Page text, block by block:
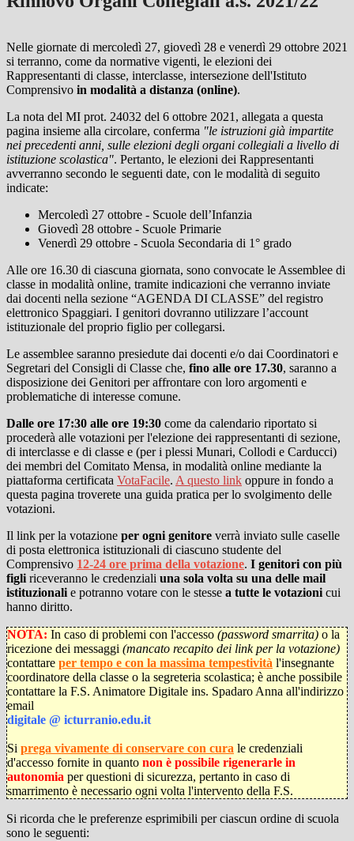
Nelle giornate di mercoledì 27, giovedì 28 e venerdì 29 ottobre 2021
si terranno, come da normative vigenti, le elezioni dei
Rappresentanti di classe, interclasse, intersezione dell'Istituto
Comprensivo in modalità a distanza (online).
La nota del MI prot. 24032 del 6 ottobre 2021, allegata a questa
pagina insieme alla circolare, conferma "le istruzioni già impartite
nei precedenti anni, sulle elezioni degli organi collegiali a livello di
istituzione scolastica". Pertanto, le elezioni dei Rappresentanti
avverranno secondo le seguenti date, con le modalità di seguito
indicate:
Mercoledì 27 ottobre - Scuole dell’Infanzia
Giovedì 28 ottobre - Scuole Primarie
Venerdì 29 ottobre - Scuola Secondaria di 1° grado
Alle ore 16.30 di ciascuna giornata, sono convocate le Assemblee di
classe in modalità online, tramite indicazioni che verranno inviate
dai docenti nella sezione “AGENDA DI CLASSE” del registro
elettronico Spaggiari. I genitori dovranno utilizzare l’account
istituzionale del proprio figlio per collegarsi.
Le assemblee saranno presiedute dai docenti e/o dai Coordinatori e
Segretari del Consigli di Classe che, fino alle ore 17.30, saranno a
disposizione dei Genitori per affrontare con loro argomenti e
problematiche di interesse comune.
Dalle ore 17:30 alle ore 19:30 come da calendario riportato si
procederà alle votazioni per l'elezione dei rappresentanti di sezione,
di interclasse e di classe e (per i plessi Munari, Collodi e Carducci)
dei membri del Comitato Mensa, in modalità online mediante la
piattaforma certificata VotaFacile. A questo link oppure in fondo a
questa pagina troverete una guida pratica per lo svolgimento delle
votazioni.
Il link per la votazione per ogni genitore verrà inviato sulle caselle
di posta elettronica istituzionali di ciascuno studente del
Comprensivo 12-24 ore prima della votazione. I genitori con più
figli riceveranno le credenziali una sola volta su una delle mail
istituzionali e potranno votare con le stesse a tutte le votazioni cui
hanno diritto.
NOTA: In caso di problemi con l'accesso (password smarrita) o la
ricezione dei messaggi (mancato recapito dei link per la votazione)
contattare per tempo e con la massima tempestività l'insegnante
coordinatore della classe o la segreteria scolastica; è anche possibile
contattare la F.S. Animatore Digitale ins. Spadaro Anna all'indirizzo
email
digitale @ icturranio.edu.it
Si prega vivamente di conservare con cura le credenziali
d'accesso fornite in quanto non è possibile rigenerarle in
autonomia per questioni di sicurezza, pertanto in caso di
smarrimento è necessario ogni volta l'intervento della F.S.
Si ricorda che le preferenze esprimibili per ciascun ordine di scuola
sono le seguenti: